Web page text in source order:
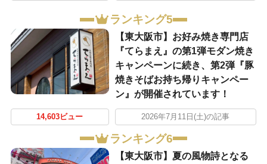
ランキング5
【東大阪市】お好み焼き専門店
『てらまえ』の第1弾モダン焼き
キャンペーンに続き、第2弾『豚
焼きそばお持ち帰りキャンペー
ン』が開催されています！
14,603ビュー 2026年7月11日(土)の記事
ランキング6
【東大阪市】夏の風物詩となる